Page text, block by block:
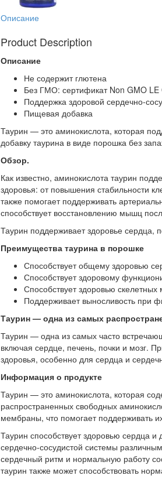
Описание
Product Description
Описание
Не содержит глютена
Без ГМО: сертификат Non GMO LE
Поддержка здоровой сердечно-
Пищевая добавка
Таурин — это аминокислота, которая
добавку таурина в виде порошка без
Обзор.
Как известно, аминокислота таурин
здоровья: от повышения стабильности
также помогает поддерживать
способствует восстановлению мышц
Таурин поддерживает здоровье сердца,
Преимущества таурина в порошке
Способствует общему здоровью
Способствует здоровому
Способствует здоровью
Поддерживает выносливость при
Таурин — одна из самых
Таурин — одна из самых часто
включая сердце, печень, почки и мозг.
здоровья, особенно для сердца и
Информация о продукте
Таурин — это аминокислота, которая
распространенных свободных
мембраны, что помогает поддерживать
Таурин способствует здоровью сердца и
сердечно-сосудистой системы
сердечный ритм и нормальную работу
таурин также может способствовать